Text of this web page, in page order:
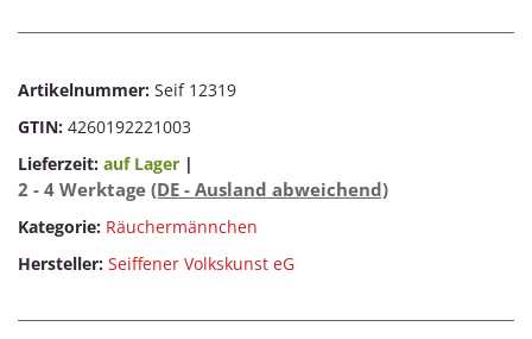
Artikelnummer: Seif 12319
GTIN: 4260192221003
Lieferzeit: auf Lager |
2 - 4 Werktage (DE - Ausland abweichend)
Kategorie: Räuchermännchen
Hersteller: Seiffener Volkskunst eG